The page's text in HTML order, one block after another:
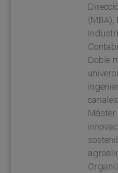
(MBA),
Doble
Máster